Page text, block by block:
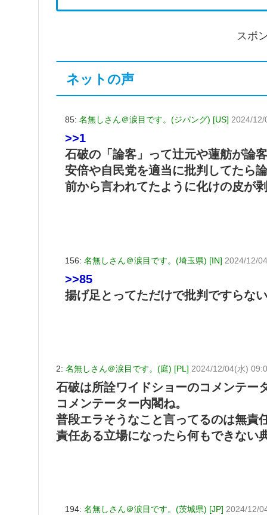
スポ
ネットの声
85: 名無しさん＠涙目です。(ジパング) [US] 2024/12/
>>1
石破の「論客」って辻元や蓮舫が論
安倍や自民党を適当に批判してたら
前から言われてたように化けの皮が
156: 名無しさん＠涙目です。(埼玉県) [IN] 2024/12/
>>85
揚げ足とってただけで批判ですらな
2: 名無しさん＠涙目です。(庭) [PL] 2024/12/04(水)
石破は所詮ワイドショーのコメンテー
コメンテーター内閣ね。
普段エラそうなこと言ってるのは無責
責任ある立場になったら何もできない
194: 名無しさん＠涙目です。(茨城県) [JP] 2024/12/